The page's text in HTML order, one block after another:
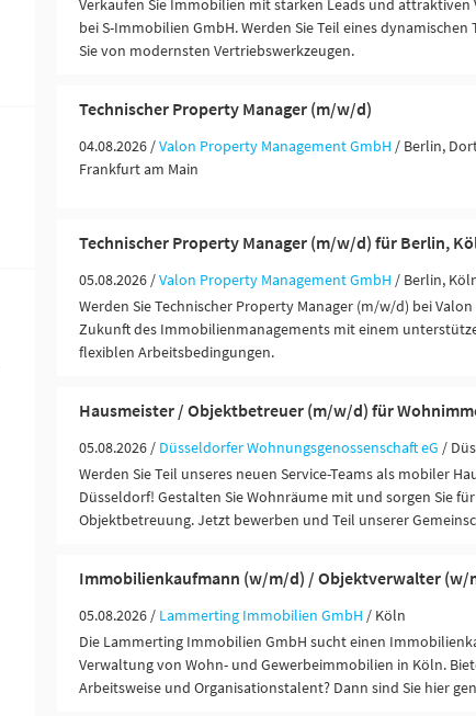
Verkaufen Sie Immobilien mit starken Leads und
bei S-Immobilien GmbH. Werden Sie Teil eines
Sie von modernsten Vertriebswerkzeugen.
Technischer Property Manager (m/w/d)
04.08.2026 /Valon Property Management GmbH / Berlin,
Frankfurt am Main
Technischer Property Manager (m/w/d) für Berlin,
05.08.2026 /Valon Property Management GmbH / Berlin,
Werden Sie Technischer Property Manager (m/w/d) bei
Zukunft des Immobilienmanagements mit einem
flexiblen Arbeitsbedingungen.
Hausmeister / Objektbetreuer (m/w/d) für
05.08.2026 / Düsseldorfer Wohnungsgenossenschaft eG /
Werden Sie Teil unseres neuen Service-Teams als mobiler
Düsseldorf! Gestalten Sie Wohnräume mit und sorgen Sie
Objektbetreuung. Jetzt bewerben und Teil unserer
Immobilienkaufmann (w/m/d) / Objektverwalter (w/
05.08.2026 / Lammerting Immobilien GmbH / Köln
Die Lammerting Immobilien GmbH sucht einen
Verwaltung von Wohn- und Gewerbeimmobilien in Köln.
Arbeitsweise und Organisationstalent? Dann sind Sie hier